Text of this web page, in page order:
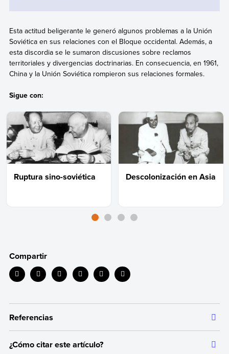
Esta actitud beligerante le generó algunos problemas a la Unión
Soviética en sus relaciones con el Bloque occidental. Además, a
esta discordia se le sumaron discusiones sobre reclamos
territoriales y divergencias doctrinarias. En consecuencia, en 1961,
China y la Unión Soviética rompieron sus relaciones formales.
Sigue con:
Ruptura sino-soviética Descolonización en Asia
Compartir
Referencias
Toda la información que ofrecemos está respaldada por
¿Cómo citar este artículo?